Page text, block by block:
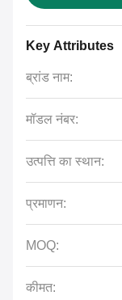
Key Attributes
ब्रांड नाम:
मॉडल नंबर:
उत्पत्ति का स्थान:
प्रमाणन:
MOQ:
कीमत: